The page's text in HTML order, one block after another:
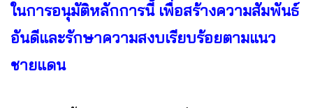
ในการอนุมัติหลักการนี้ เพื่อสร้างความสัมพันธ์
อันดีและรักษาความสงบเรียบร้อยตามแนว
ชายแดน